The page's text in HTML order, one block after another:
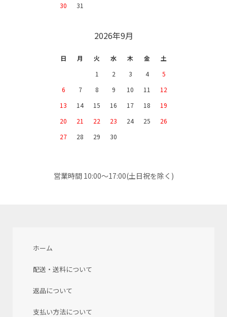
30
31
2026年9月
日 月 火 水 木 金
土
1
2 3 4
5
6
7 8 9 10 11
12
13
14 15 16 17 18
19
20
21 22 23 24 25
26
27
28 29 30
営業時間 10:00～17:00(土日祝を除く)
ホーム
配送・送料について
返品について
支払い方法について